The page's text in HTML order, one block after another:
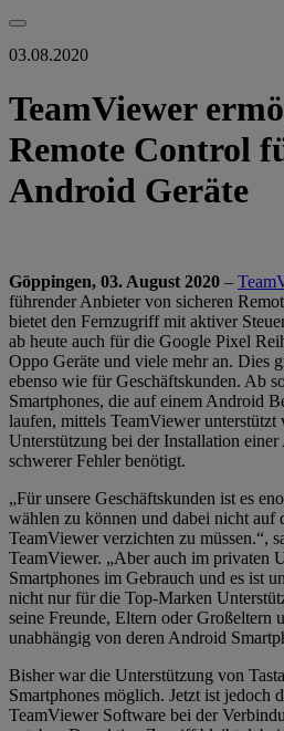
03.08.2020
TeamViewer
Remote Control
Android Geräte
Göppingen, 03. August 2020 –
führender Anbieter von sicheren
bietet den Fernzugriff mit aktiver
ab heute auch für die Google Pixel
Oppo Geräte und viele mehr an. Dies
ebenso wie für Geschäftskunden. Ab
Smartphones, die auf einem Android
laufen, mittels TeamViewer
Unterstützung bei der Installation
schwerer Fehler benötigt.
„Für unsere Geschäftskunden ist es
wählen zu können und dabei nicht auf
TeamViewer verzichten zu müssen.“,
TeamViewer. „Aber auch im privaten
Smartphones im Gebrauch und es ist
nicht nur für die Top-Marken
seine Freunde, Eltern oder Großeltern
unabhängig von deren Android
Bisher war die Unterstützung von
Smartphones möglich. Jetzt ist jedoch
TeamViewer Software bei der